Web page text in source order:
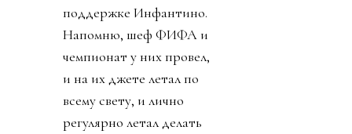
поддержке Инфантино.
Напомню, шеф ФИФА и
чемпионат у них провел,
и на их джете летал по
всему свету, и лично
регулярно летал делать